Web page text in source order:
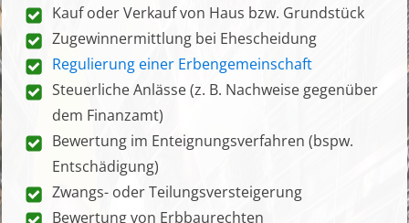
Kauf oder Verkauf von Haus bzw. Grundstück
Zugewinnermittlung bei Ehescheidung
Regulierung einer Erbengemeinschaft
Steuerliche Anlässe (z. B. Nachweise gegenüber
dem Finanzamt)
Bewertung im Enteignungsverfahren (bspw.
Entschädigung)
Zwangs- oder Teilungsversteigerung
Bewertung von Erbbaurechten